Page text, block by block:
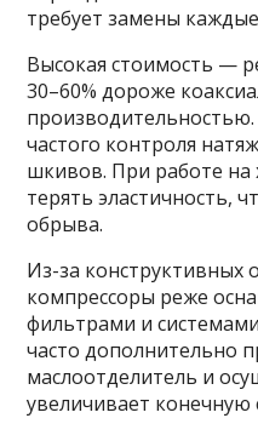
требует замены
Высокая стоимость —
30–60% дороже
частого контроля
шкивов. При работе
терять эластичность,
обрыва.
Из-за конструктивных
компрессоры реже
фильтрами и
часто дополнительно
маслоотделитель и
увеличивает конечную